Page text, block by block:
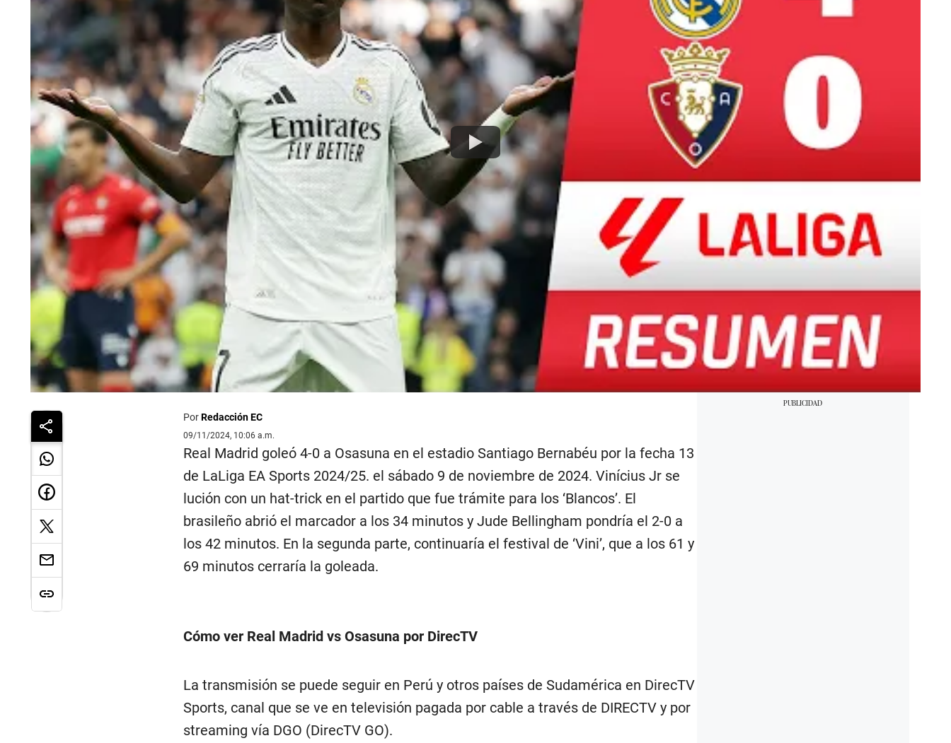
PorRedacción EC
09/11/2024, 10:06 a.m.
Real Madrid goleó 4-0 a Osasuna en el estadio Santiago Bernabéu por la fecha 13
de LaLiga EA Sports 2024/25. el sábado 9 de noviembre de 2024. Vinícius Jr se
lución con un hat-trick en el partido que fue trámite para los ‘Blancos’. El
brasileño abrió el marcador a los 34 minutos y Jude Bellingham pondría el 2-0 a
los 42 minutos. En la segunda parte, continuaría el festival de ‘Vini’, que a los 61 y
69 minutos cerraría la goleada.
Cómo ver Real Madrid vs Osasuna por DirecTV
La transmisión se puede seguir en Perú y otros países de Sudamérica en DirecTV
Sports, canal que se ve en televisión pagada por cable a través de DIRECTV y por
streaming vía DGO (DirecTV GO).